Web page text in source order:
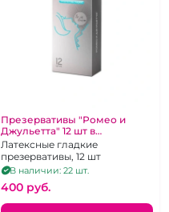
Презервативы "Ромео и
Джульетта" 12 шт в
ассортименте
Латексные гладкие
презервативы, 12 шт
В наличии: 22 шт.
400 pуб.